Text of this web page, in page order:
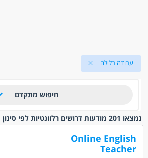
עבודה בלילה
חיפוש מתקדם
נמצאו 201 מודעות דרושים רלוונטיות לפי סינון
Online English
Teacher